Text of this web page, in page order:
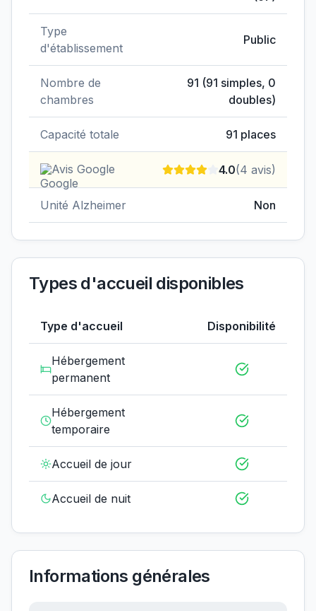
Type
d'établissement
Public
Nombre de
chambres
91 (91 simples, 0
doubles)
Capacité totale 91 places
Avis Google 4.0(4 avis)
Unité Alzheimer Non
Types d'accueil disponibles
Type d'accueil Disponibilité
Hébergement
permanent
Hébergement
temporaire
Accueil de jour
Accueil de nuit
Informations générales